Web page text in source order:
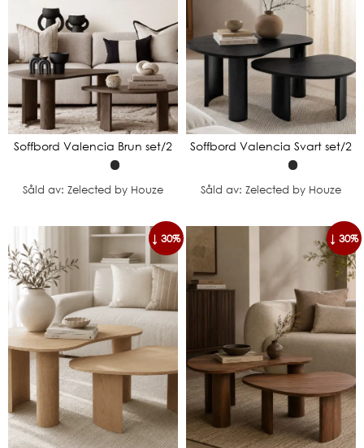
Soffbord Valencia Brun set/2
Såld av: Zelected by Houze
Soffbord Valencia Svart set/2
Såld av: Zelected by Houze
↓ 30% ↓ 30%